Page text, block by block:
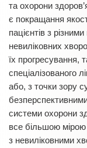
та охорони
є покращання
пацієнтів з
невиліковних
їх прогресування,
спеціалізованого
або, з точки зору
системи охорони
все більшою
з невиліковними